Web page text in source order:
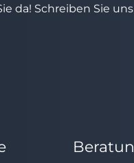
da! Schreiben Sie